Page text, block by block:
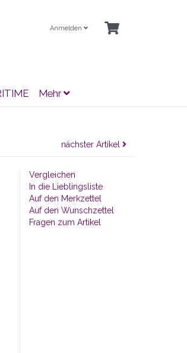
Anmelden
Mehr
nächster Artikel
Vergleichen
In die Lieblingsliste
Auf den Merkzettel
Auf den Wunschzettel
Fragen zum Artikel